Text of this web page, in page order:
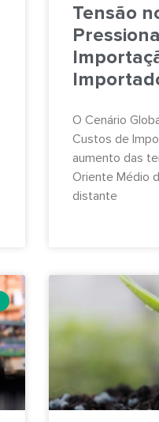
Tensão
O Cenário
Custos de
aumento das
Oriente Médio
distante